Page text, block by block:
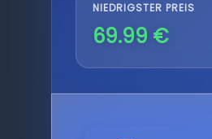
NIEDRIGSTER PREIS
69.99 €